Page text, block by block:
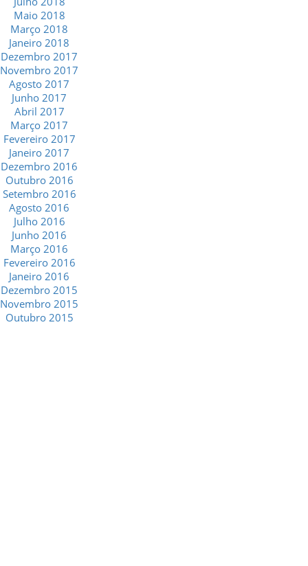
Maio 2018
Março 2018
Janeiro 2018
Dezembro 2017
Novembro 2017
Agosto 2017
Junho 2017
Abril 2017
Março 2017
Fevereiro 2017
Janeiro 2017
Dezembro 2016
Outubro 2016
Setembro 2016
Agosto 2016
Julho 2016
Junho 2016
Março 2016
Fevereiro 2016
Janeiro 2016
Dezembro 2015
Novembro 2015
Outubro 2015